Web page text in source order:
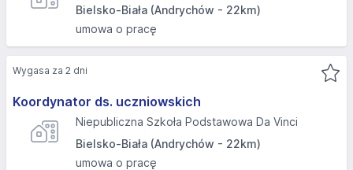
Bielsko-Biała (Andrychów - 22km)
umowa o pracę
Koordynator ds. uczniowskich
Niepubliczna Szkoła Podstawowa Da Vinci
Bielsko-Biała (Andrychów - 22km)
umowa o pracę
Wygasa za 2 dni